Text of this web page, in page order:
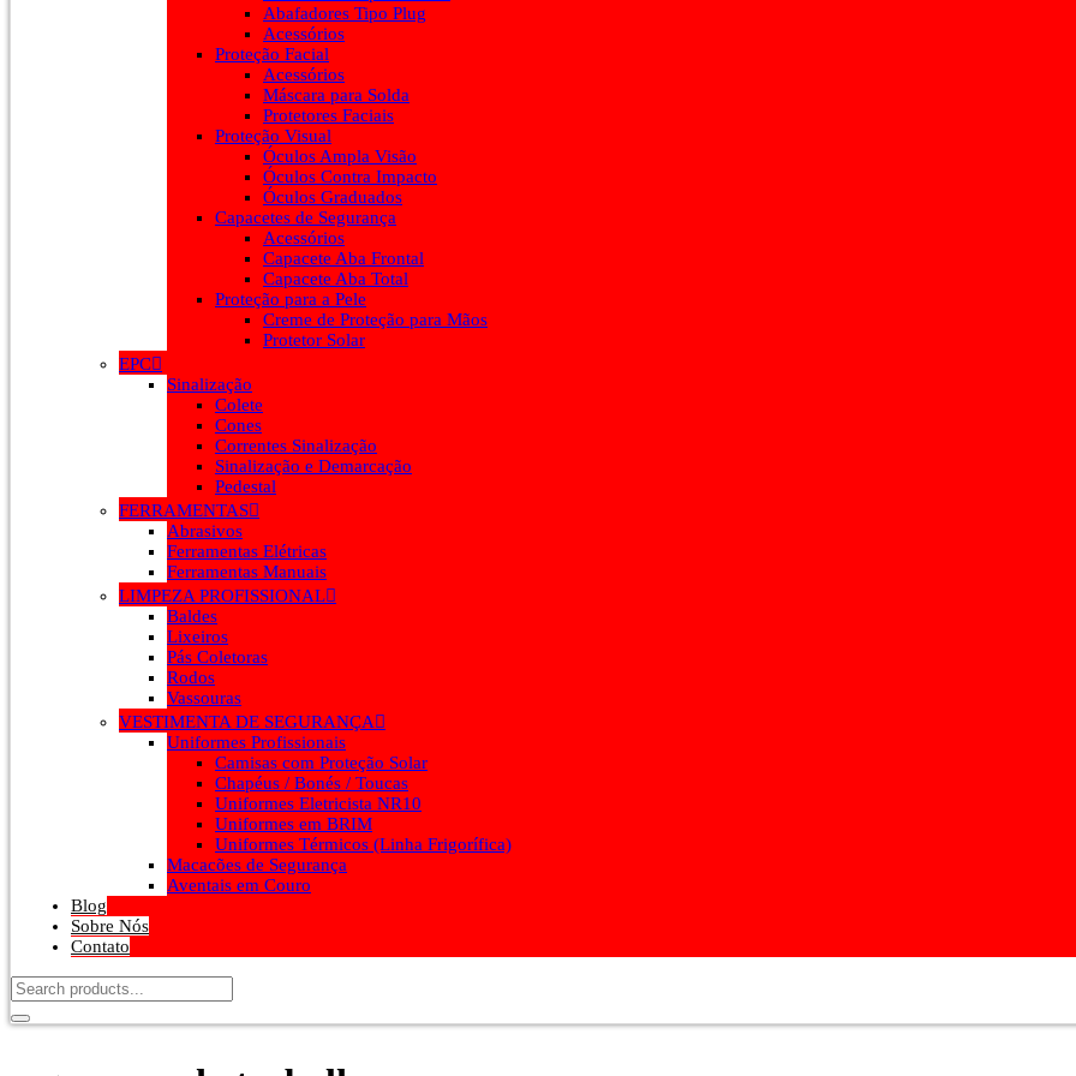
Abafadores Tipo Plug
Acessórios
Proteção Facial
Acessórios
Máscara para Solda
Protetores Faciais
Proteção Visual
Óculos Ampla Visão
Óculos Contra Impacto
Óculos Graduados
Capacetes de Segurança
Acessórios
Capacete Aba Frontal
Capacete Aba Total
Proteção para a Pele
Creme de Proteção para Mãos
Protetor Solar
EPC
Sinalização
Colete
Cones
Correntes Sinalização
Sinalização e Demarcação
Pedestal
FERRAMENTAS
Abrasivos
Ferramentas Elétricas
Ferramentas Manuais
LIMPEZA PROFISSIONAL
Baldes
Lixeiros
Pás Coletoras
Rodos
Vassouras
VESTIMENTA DE SEGURANÇA
Uniformes Profissionais
Camisas com Proteção Solar
Chapéus / Bonés / Toucas
Uniformes Eletricista NR10
Uniformes em BRIM
Uniformes Térmicos (Linha Frigorífica)
Macacões de Segurança
Aventais em Couro
Blog
Sobre Nós
Contato